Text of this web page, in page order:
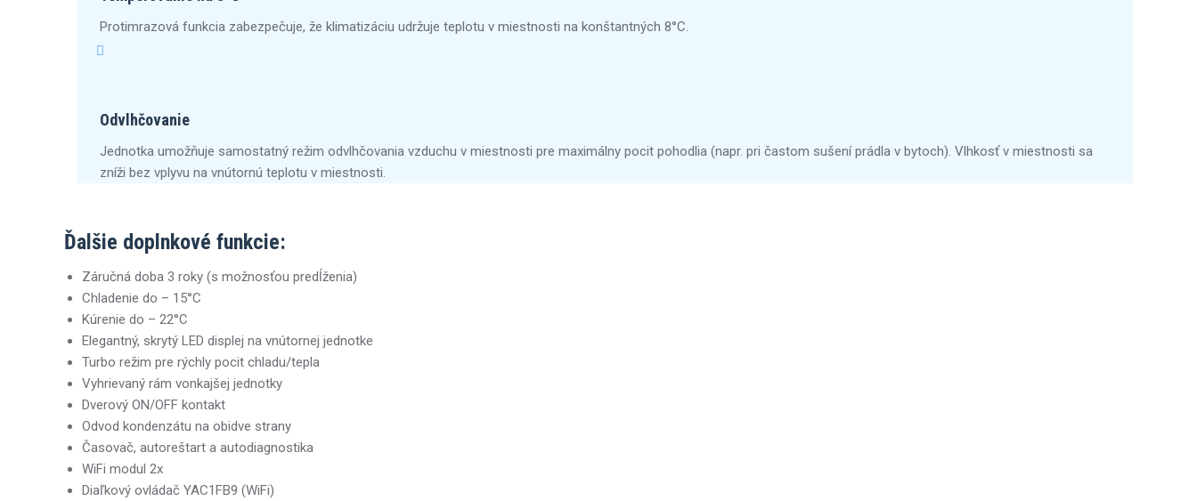
Protimrazová funkcia zabezpečuje, že klimatizáciu udržuje teplotu v miestnosti na konštantných 8°C.
Odvlhčovanie
Jednotka umožňuje samostatný režim odvlhčovania vzduchu v miestnosti pre maximálny pocit pohodlia (napr. pri častom sušení prádla v bytoch). Vlhkosť v miestnosti sa
zníži bez vplyvu na vnútornú teplotu v miestnosti.
Ďalšie doplnkové funkcie:
Záručná doba 3 roky (s možnosťou predĺženia)
Chladenie do – 15°C
Kúrenie do – 22°C
Elegantný, skrytý LED displej na vnútornej jednotke
Turbo režim pre rýchly pocit chladu/tepla
Vyhrievaný rám vonkajšej jednotky
Dverový ON/OFF kontakt
Odvod kondenzátu na obidve strany
Časovač, autoreštart a autodiagnostika
WiFi modul 2x
Diaľkový ovládač YAC1FB9 (WiFi)